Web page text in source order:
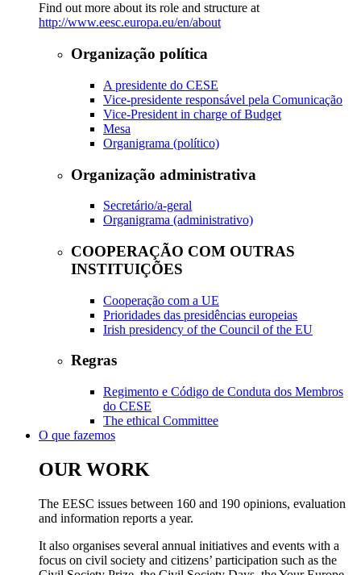
Find out more about its role and structure at
http://www.eesc.europa.eu/en/about
Organização política
A presidente do CESE
Vice-presidente responsável pela Comunicação
Vice-President in charge of Budget
Mesa
Organigrama (político)
Organização administrativa
Secretário/a-geral
Organigrama (administrativo)
COOPERAÇÃO COM OUTRAS
INSTITUIÇÕES
Cooperação com a UE
Prioridades das presidências europeias
Irish presidency of the Council of the EU
Regras
Regimento e Código de Conduta dos Membros
do CESE
​​​​​​​​​​​​​​​​​​​​​​The ethical Committee
O que fazemos
OUR WORK
The EESC issues between 160 and 190 opinions, evaluation
and information reports a year.
It also organises several annual initiatives and events with a
focus on civil society and citizens’ participation such as the